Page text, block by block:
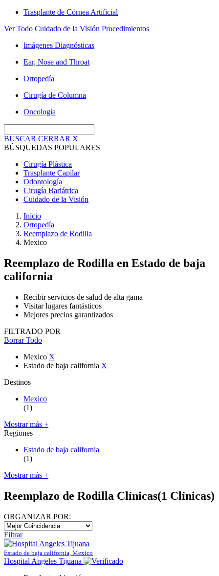
Trasplante de Córnea Artificial
Ver Todo Cuidado de la Visión Procedimientos
Imágenes Diagnósticas
Ear, Nose and Throat
Ortopedía
Cirugía de Columna
Oncología
BUSCAR CERRAR X
BÚSQUEDAS POPULARES
Cirugía Plástica
Trasplante Capilar
Odontología
Cirugía Bariátrica
Cuidado de la Visión
Inicio
Ortopedía
Reemplazo de Rodilla
Mexico
Reemplazo de Rodilla en Estado de baja
california
Recibir servicios de salud de alta gama
Visitar lugares fantásticos
Mejores precios garantizados
FILTRADO POR
Borrar Todo
Mexico X
Estado de baja california X
Destinos
Mexico
(1)
Mostrar más +
Regiones
Estado de baja california
(1)
Mostrar más +
Reemplazo de Rodilla Clínicas(1 Clínicas)
ORGANIZAR POR:
Filtrar
Estado de baja california, Mexico
Hospital Angeles Tijuana